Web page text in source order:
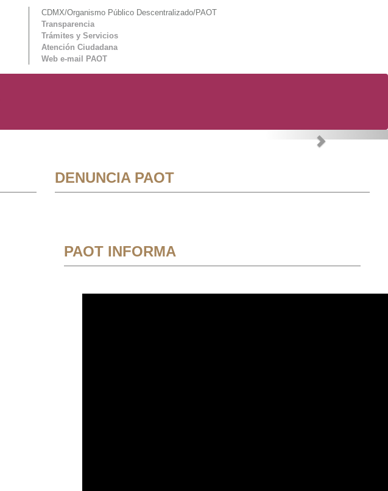
CDMX/Organismo Público Descentralizado/PAOT
Transparencia
Trámites y Servicios
Atención Ciudadana
Web e-mail PAOT
Next
DENUNCIA PAOT
PAOT INFORMA